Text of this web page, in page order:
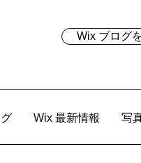
Wix ブログ
Wix 最新情報 写